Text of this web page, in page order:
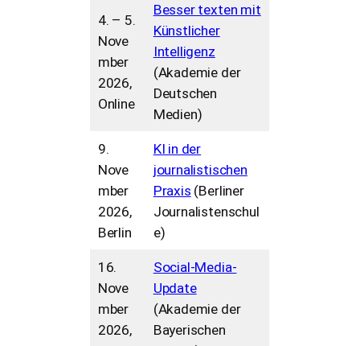
4. – 5.
Nove
mber
2026,
Online
Besser texten mit
Künstlicher
Intelligenz
(Akademie der
Deutschen
Medien)
9.
Nove
mber
2026,
Berlin
KI in der
journalistischen
Praxis (Berliner
Journalistenschul
e)
16.
Nove
mber
2026,
Social-Media-
Update
(Akademie der
Bayerischen